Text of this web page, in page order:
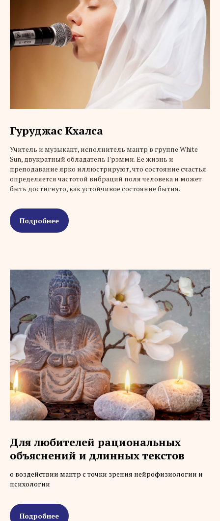
Гуруджас Кхалса
Учитель и музыкант, исполнитель мантр в группе White
Sun, двукратный обладатель Грэмми. Ее жизнь и
преподавание ярко иллюстрируют, что состояние счастья
определяется частотой вибраций поля человека и может
быть достигнуто, как устойчивое состояние бытия.
Подробнее
Для любителей рациональных
объяснений и длинных текстов
о воздействии мантр с точки зрения нейрофизиологии и
психологии
Подробнее